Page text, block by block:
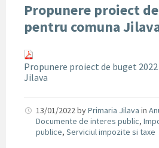
Propunere proiect
pentru comuna
Propunere proiect de buget
Jilava
13/01/2022byPrimaria Jilava in
Documente de interes public,
publice, Serviciul impozite si taxe